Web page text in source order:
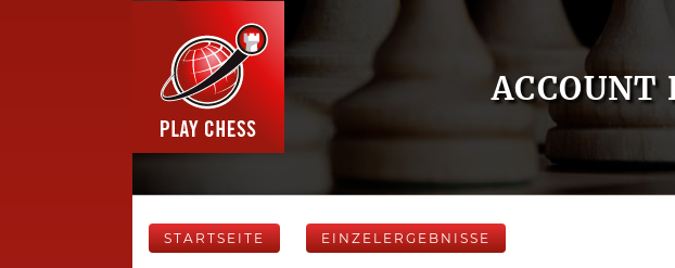
ACCOUNT
STARTSEITE EINZELERGEBNISSE